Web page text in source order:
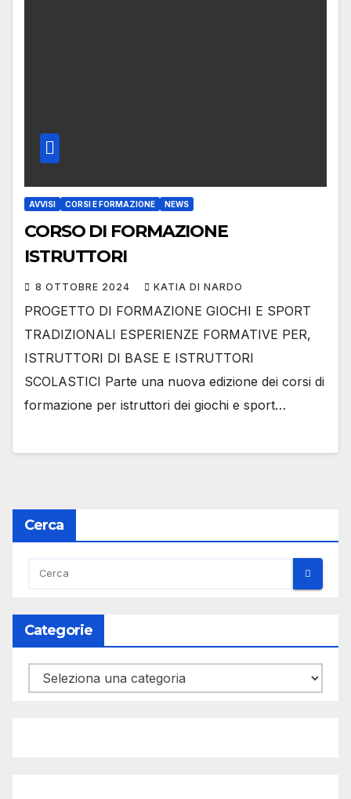
AVVISI CORSI E FORMAZIONE NEWS
CORSO DI FORMAZIONE
ISTRUTTORI
8 OTTOBRE 2024 KATIA DI NARDO
PROGETTO DI FORMAZIONE GIOCHI E SPORT
TRADIZIONALI ESPERIENZE FORMATIVE PER,
ISTRUTTORI DI BASE E ISTRUTTORI
SCOLASTICI Parte una nuova edizione dei corsi di
formazione per istruttori dei giochi e sport…
Cerca
Categorie
Categorie